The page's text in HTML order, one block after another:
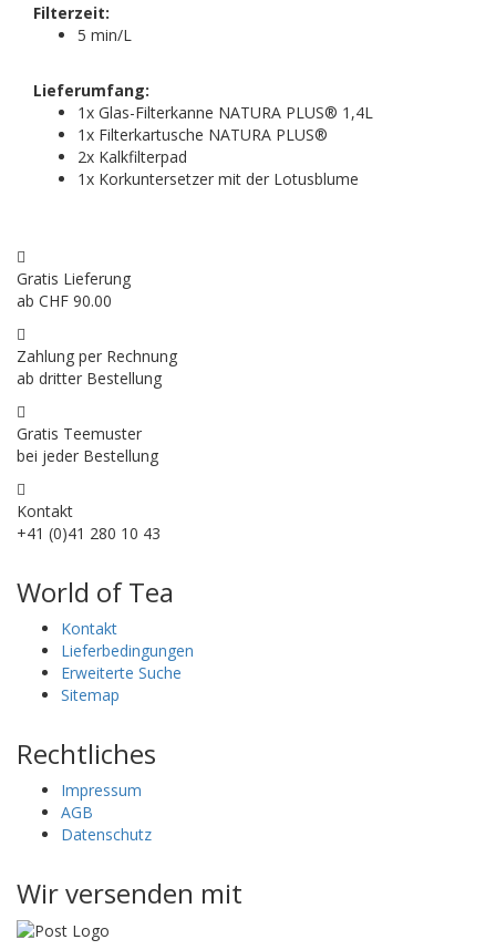
Filterzeit:
5 min/L
Lieferumfang:
1x Glas-Filterkanne NATURA PLUS® 1,4L
1x Filterkartusche NATURA PLUS®
2x Kalkfilterpad
1x Korkuntersetzer mit der Lotusblume
Gratis Lieferung
ab CHF 90.00
Zahlung per Rechnung
ab dritter Bestellung
Gratis Teemuster
bei jeder Bestellung
Kontakt
+41 (0)41 280 10 43
World of Tea
Kontakt
Lieferbedingungen
Erweiterte Suche
Sitemap
Rechtliches
Impressum
AGB
Datenschutz
Wir versenden mit